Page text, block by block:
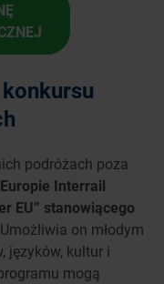
podróżach poza
Europie Interrail
EU” stanowiącego
Umożliwia on młodym
języków, kultur i
mogą